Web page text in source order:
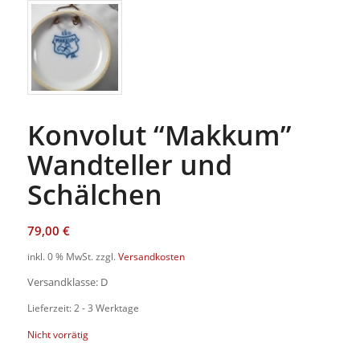
Konvolut “Makkum”
Wandteller und
Schälchen
79,00 €
inkl. 0 % MwSt. zzgl. Versandkosten
Versandklasse: D
Lieferzeit: 2 - 3 Werktage
Nicht vorrätig